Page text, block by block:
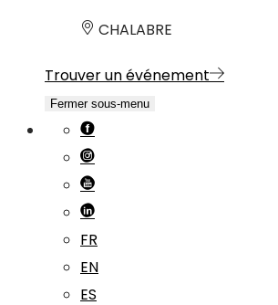
CHALABRE
Trouver un événement
Fermer sous-menu
FR
EN
ES